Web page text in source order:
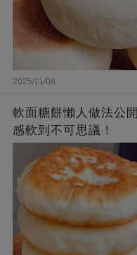
2025/11/08
軟面糖餅懶人做法公
感軟到不可思議！